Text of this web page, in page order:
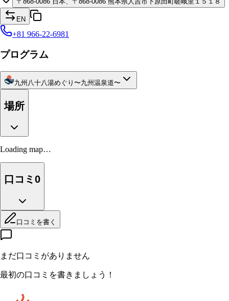
EN
+81 966-22-6981
プログラム
九州八十八湯めぐり〜九州温泉道〜
場所
Loading map…
口コミ 0
口コミを書く
まだ口コミがありません
最初の口コミを書きましょう！